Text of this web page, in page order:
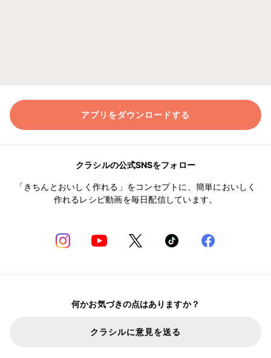
アプリをダウンロードする
クラシルの公式SNSをフォロー
「きちんとおいしく作れる」をコンセプトに、簡単においしく
作れるレシピ動画を毎日配信しています。
何かお気づきの点はありますか？
クラシルに意見を送る